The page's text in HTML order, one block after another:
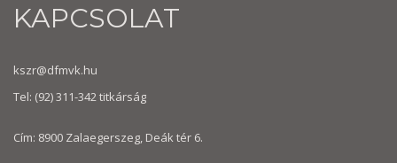
KAPCSOLAT
kszr@dfmvk.hu
Tel: (92) 311-342titkárság
Cím: 8900 Zalaegerszeg, Deák tér 6.